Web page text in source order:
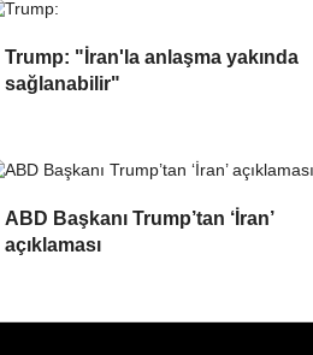
Trump: "İran'la anlaşma yakında
sağlanabilir"
ABD Başkanı Trump’tan ‘İran’
açıklaması